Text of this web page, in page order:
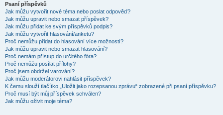
Psaní příspěvků
Jak můžu vytvořit nové téma nebo poslat odpověď?
Jak můžu upravit nebo smazat příspěvek?
Jak můžu přidat ke svým příspěvků podpis?
Jak můžu vytvořit hlasování/anketu?
Proč nemůžu přidat do hlasování více možností?
Jak můžu upravit nebo smazat hlasování?
Proč nemám přístup do určitého fóra?
Proč nemůžu posílat přílohy?
Proč jsem obdržel varování?
Jak můžu moderátorovi nahlásit příspěvek?
K čemu slouží tlačítko „Uložit jako rozepsanou zprávu“ zobrazené při psaní příspěvku?
Proč musí být můj příspěvek schválen?
Jak můžu oživit moje téma?